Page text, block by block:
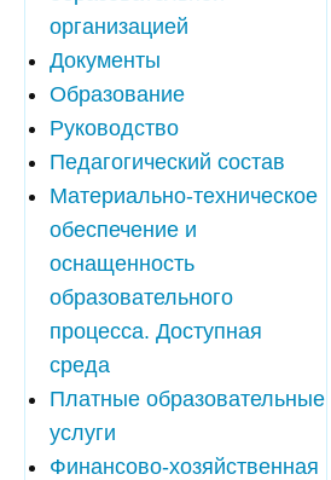
организацией
Документы
Образование
Руководство
Педагогический состав
Материально-техническое
обеспечение и
оснащенность
образовательного
процесса. Доступная
среда
Платные образовательные
услуги
Финансово-хозяйственная